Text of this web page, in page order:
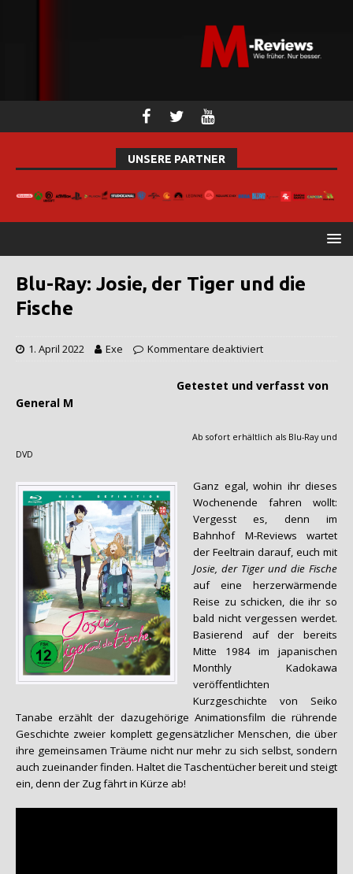
UNSERE PARTNER
Blu-Ray: Josie, der Tiger und die
Fische
1. April 2022 Exe Kommentare deaktiviert
Getestet und verfasst von
General M
Ab sofort erhältlich als Blu-Ray und
DVD
Ganz egal, wohin ihr dieses
Wochenende fahren wollt:
Vergesst es, denn im
Bahnhof M-Reviews wartet
der Feeltrain darauf, euch mit
Josie, der Tiger und die Fische
auf eine herzerwärmende
Reise zu schicken, die ihr so
bald nicht vergessen werdet.
Basierend auf der bereits
Mitte 1984 im japanischen
Monthly Kadokawa
veröffentlichten
Kurzgeschichte von Seiko
Tanabe erzählt der dazugehörige Animationsfilm die rührende
Geschichte zweier komplett gegensätzlicher Menschen, die über
ihre gemeinsamen Träume nicht nur mehr zu sich selbst, sondern
auch zueinander finden. Haltet die Taschentücher bereit und steigt
ein, denn der Zug fährt in Kürze ab!